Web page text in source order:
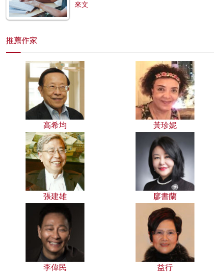
來文
推薦作家
高希均 黃珍妮
張建雄 廖書蘭
李偉民 益行